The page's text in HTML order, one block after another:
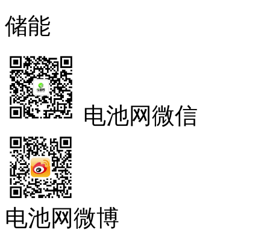
储能
电池网微信
电池网微博